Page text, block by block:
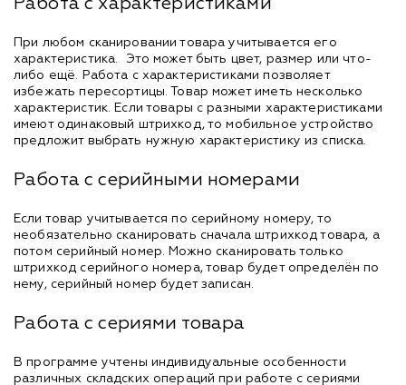
При любом сканировании товара учитывается его
характеристика. Это может быть цвет, размер или что-
либо ещё. Работа с характеристиками позволяет
избежать пересортицы. Товар может иметь несколько
характеристик. Если товары с разными характеристиками
имеют одинаковый штрихкод, то мобильное устройство
предложит выбрать нужную характеристику из списка.
Работа с серийными номерами
Если товар учитывается по серийному номеру, то
необязательно сканировать сначала штрихкод товара, а
потом серийный номер. Можно сканировать только
штрихкод серийного номера, товар будет определён по
нему, серийный номер будет записан.
Работа с сериями товара
В программе учтены индивидуальные особенности
различных складских операций при работе с сериями